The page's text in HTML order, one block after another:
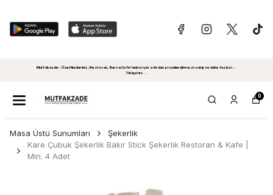
Mutfakzade - Özel Alanlariniz, Restoran, Bar ve Cafe'leriniz için sıfırdan projelendirme, montaj ve daha fazlasi...
Tiklayiniz...
0
Masa Üstü Sunumları
Şekerlik
Kare Çubuk Şekerlik Bakır Stick Şekerlik Restoran & Kafe |
Min. 4 Adet